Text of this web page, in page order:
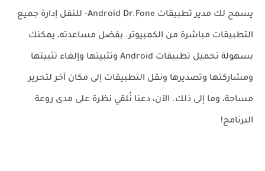
يسمح لك مدير تطبيقات Android Dr.Fone- للنقل إدارة جميع
التطبيقات مباشرة من الكمبيوتر. بفضل مساعدته، يمكنك
بسهولة تحميل تطبيقات Android وتثبيتها وإلغاء تثبيتها
ومشاركتها وتصديرها ونقل التطبيقات إلى مكان آخر لتحرير
مساحة، وما إلى ذلك. الآن، دعنا نُلقي نظرة على مدى روعة
البرنامج!